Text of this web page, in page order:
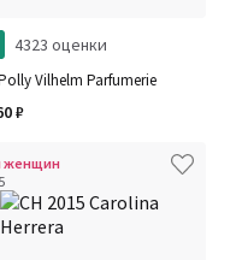
4323 оценки
Vilhelm Parfumerie
₽
женщин